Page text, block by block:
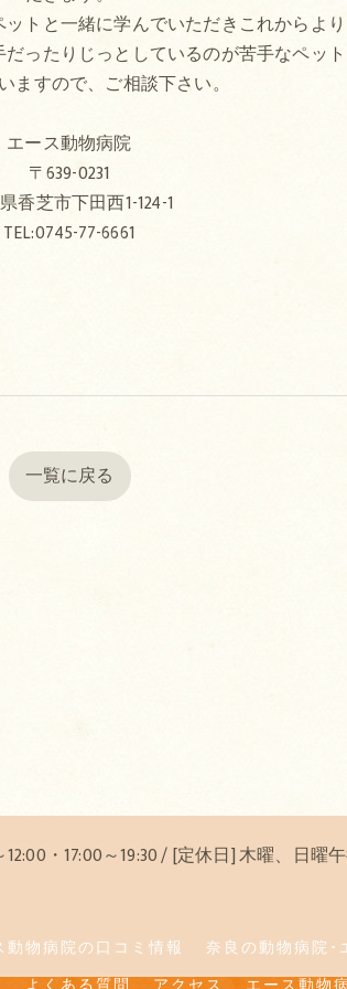
トと一緒に学んでいただきこれからよ
ったりじっとしているのが苦手なペッ
ますので、ご相談下さい。
エース動物病院
〒639-0231
香芝市下田西1-124-1
TEL:0745-77-6661
一覧に戻る
・17:00～19:30 / [定休日] 木曜、日曜
物病院の口コミ情報 奈良の動物病院･